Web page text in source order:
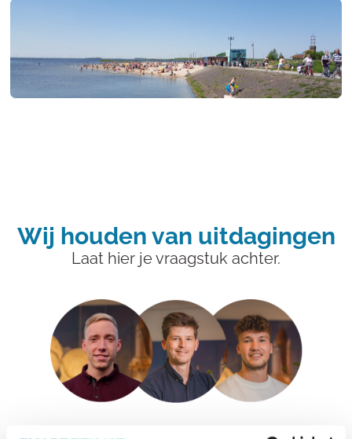
Wij houden van uitdagingen
Laat hier je vraagstuk achter.